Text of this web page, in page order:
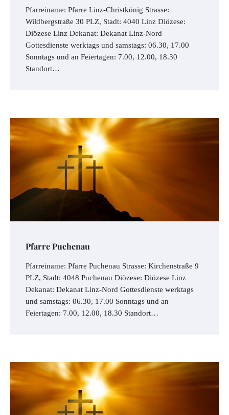
Pfarreiname: Pfarre Linz-Christkönig Strasse:
Wildbergstraße 30 PLZ, Stadt: 4040 Linz Diözese:
Diözese Linz Dekanat: Dekanat Linz-Nord
Gottesdienste werktags und samstags: 06.30, 17.00
Sonntags und an Feiertagen: 7.00, 12.00, 18.30
Standort…
Pfarre Puchenau
Pfarreiname: Pfarre Puchenau Strasse: Kirchenstraße 9
PLZ, Stadt: 4048 Puchenau Diözese: Diözese Linz
Dekanat: Dekanat Linz-Nord Gottesdienste werktags
und samstags: 06.30, 17.00 Sonntags und an
Feiertagen: 7.00, 12.00, 18.30 Standort…